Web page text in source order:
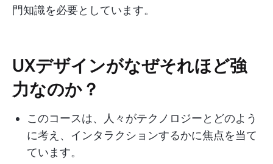
門知識を必要としています。
UXデザインがなぜそれほど強
力なのか？
このコースは、人々がテクノロジーとどのよう
に考え、インタラクションするかに焦点を当て
ています。